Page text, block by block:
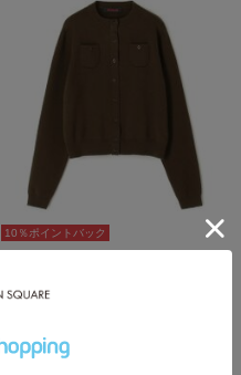
10％ポイントバック
CABaN
再入荷